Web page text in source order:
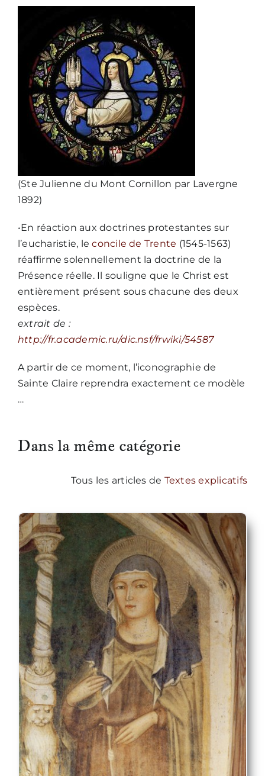
(Ste Julienne du Mont Cornillon par Lavergne
1892)
•En réaction aux doctrines protestantes sur
l’eucharistie, leconcile de Trente (1545-1563)
réaffirme solennellement la doctrine de la
Présence réelle. Il souligne que le Christ est
entièrement présent sous chacune des deux
espèces.
extrait de :
http://fr.academic.ru/dic.nsf/frwiki/54587
A partir de ce moment, l’iconographie de
Sainte Claire reprendra exactement ce modèle
…
Dans la même catégorie
Tous les articles de Textes explicatifs